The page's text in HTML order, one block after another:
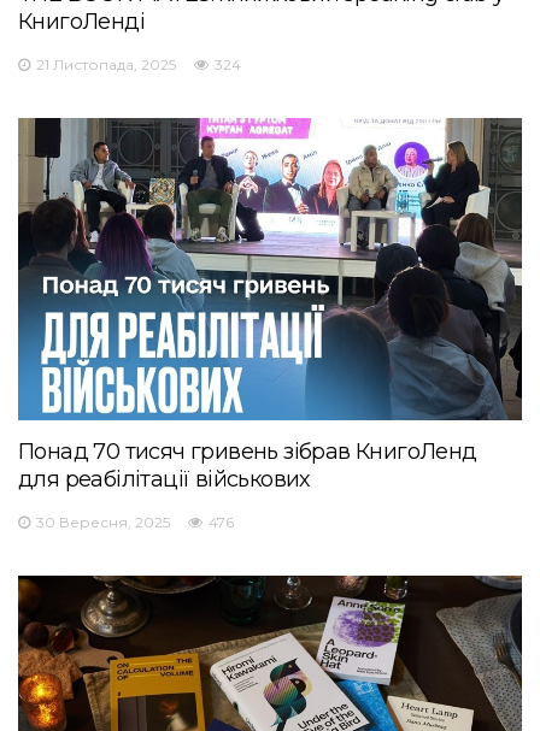
КнигоЛенді
21 Листопада, 2025 324
Понад 70 тисяч гривень зібрав КнигоЛенд
для реабілітації військових
30 Вересня, 2025 476